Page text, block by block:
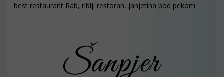
best restaurant Rab, riblji restoran, janjetina pod pekom